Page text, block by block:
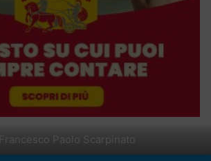
Francesco Paolo Scarpinato